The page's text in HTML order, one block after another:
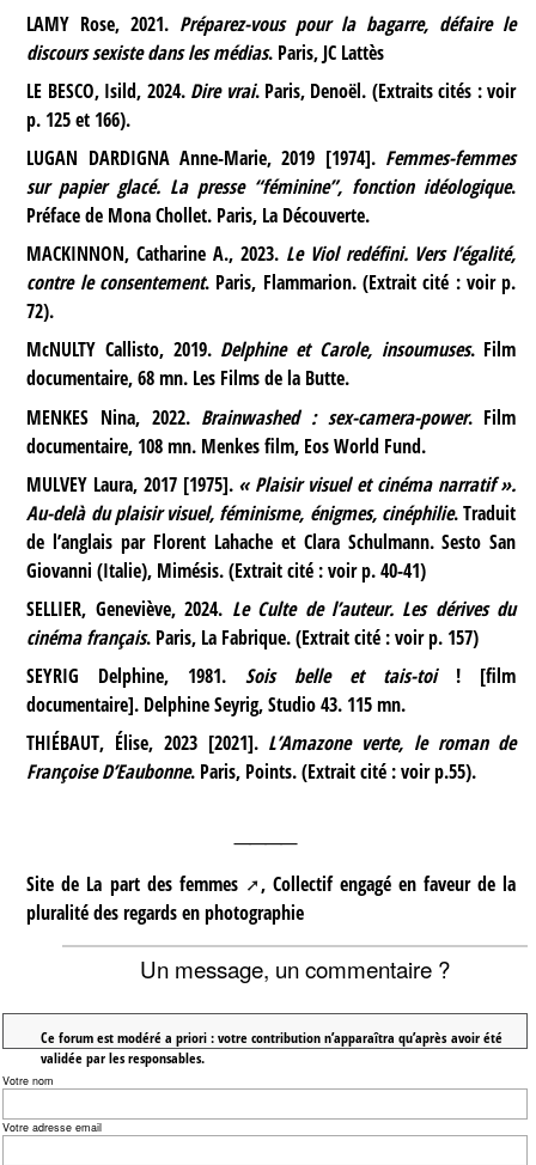
LAMY Rose, 2021. Préparez-vous pour la bagarre, défaire le
discours sexiste dans les médias. Paris, JC Lattès
LE BESCO, Isild, 2024. Dire vrai. Paris, Denoël. (Extraits cités : voir
p. 125 et 166).
LUGAN DARDIGNA Anne-Marie, 2019 [1974]. Femmes-femmes
sur papier glacé. La presse “féminine”, fonction idéologique.
Préface de Mona Chollet. Paris, La Découverte.
MACKINNON, Catharine A., 2023. Le Viol redéfini. Vers l’égalité,
contre le consentement. Paris, Flammarion. (Extrait cité : voir p.
72).
McNULTY Callisto, 2019. Delphine et Carole, insoumuses. Film
documentaire, 68 mn. Les Films de la Butte.
MENKES Nina, 2022. Brainwashed : sex-camera-power. Film
documentaire, 108 mn. Menkes film, Eos World Fund.
MULVEY Laura, 2017 [1975]. « Plaisir visuel et cinéma narratif ».
Au-delà du plaisir visuel, féminisme, énigmes, cinéphilie. Traduit
de l’anglais par Florent Lahache et Clara Schulmann. Sesto San
Giovanni (Italie), Mimésis. (Extrait cité : voir p. 40-41)
SELLIER, Geneviève, 2024. Le Culte de l’auteur. Les dérives du
cinéma français. Paris, La Fabrique. (Extrait cité : voir p. 157)
SEYRIG Delphine, 1981.Sois belle et tais-toi! [film
documentaire]. Delphine Seyrig, Studio 43. 115 mn.
THIÉBAUT, Élise, 2023 [2021]. L’Amazone verte, le roman de
Françoise D’Eaubonne. Paris, Points. (Extrait cité : voir p.55).
Site de La part des femmes
, Collectif engagé en faveur de la
pluralité des regards en photographie
Un message, un commentaire ?
Ce forum est modéré a priori : votre contribution n’apparaîtra qu’après avoir été
validée par les responsables.
Votre nom
Votre adresse email